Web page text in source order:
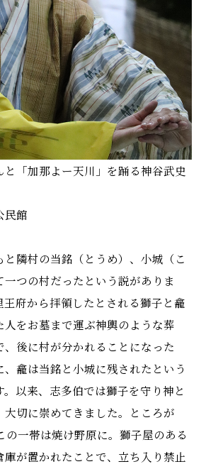
「加那よー天川」を踊る神谷武史
民館
と隣村の当銘（とうめ）、小城（こ
一つの村だったという説がありま
王府から拝領したとされる獅子と龕
人をお墓まで運ぶ神輿のような葬
後に村が分かれることになった
龕は当銘と小城に残されたという
以来、志多伯では獅子を守り神と
大切に崇めてきました。ところが
の一帯は焼け野原に。獅子屋のある
が置かれたことで、立ち入り禁止